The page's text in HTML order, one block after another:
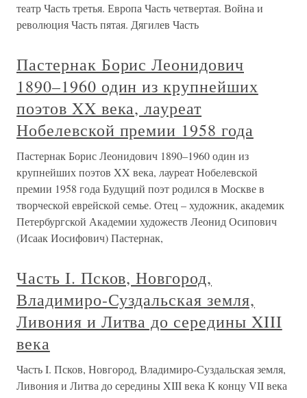
театр Часть третья. Европа Часть четвертая. Война и
революция Часть пятая. Дягилев Часть
Пастернак Борис Леонидович
1890–1960 один из крупнейших
поэтов XX века, лауреат
Нобелевской премии 1958 года
Пастернак Борис Леонидович 1890–1960 один из
крупнейших поэтов XX века, лауреат Нобелевской
премии 1958 года Будущий поэт родился в Москве в
творческой еврейской семье. Отец – художник, академик
Петербургской Академии художеств Леонид Осипович
(Исаак Иосифович) Пастернак,
Часть I. Псков, Новгород,
Владимиро-Суздальская земля,
Ливония и Литва до середины XIII
века
Часть I. Псков, Новгород, Владимиро-Суздальская земля,
Ливония и Литва до середины XIII века К концу VII века